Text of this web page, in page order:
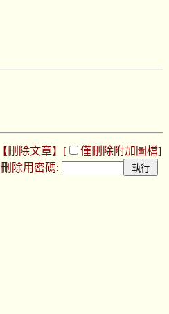
【刪除文章】[ 僅刪除附加圖檔]
刪除用密碼: